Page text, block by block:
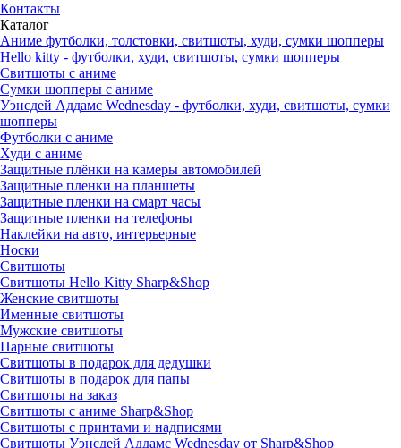
Контакты
Каталог
Аниме футболки, толстовки, свитшоты, худи, сумки шопперы
Hello kitty - футболки, худи, свитшоты, сумки шопперы
Свитшоты с аниме
Сумки шопперы с аниме
Уэнсдей Аддамс Wednesday - футболки, худи, свитшоты, сумки
шопперы
Футболки с аниме
Худи с аниме
Защитные плёнки на камеры автомобилей
Защитные пленки на планшеты
Защитные пленки на смарт часы
Защитные пленки на телефоны
Наклейки на авто, интерьерные
Носки
Свитшоты
Cвитшоты Hello Kitty Sharp&Shop
Женские свитшоты
Именные свитшоты
Мужские свитшоты
Парные свитшоты
Свитшоты в подарок для дедушки
Свитшоты в подарок для папы
Свитшоты на заказ
Свитшоты с аниме Sharp&Shop
Свитшоты с принтами и надписями
Свитшоты Уэнсдей Аддамс Wednesday от Sharp&Shop